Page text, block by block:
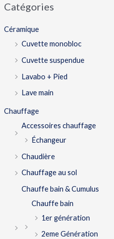
Catégories
Céramique
Cuvette monobloc
Cuvette suspendue
Lavabo + Pied
Lave main
Chauffage
Accessoires chauffage
Échangeur
Chaudière
Chauffage au sol
Chauffe bain & Cumulus
Chauffe bain
1er génération
2eme Génération